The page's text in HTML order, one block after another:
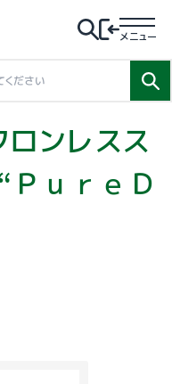
メニュー
ンレスス
ｕｒｅＤ